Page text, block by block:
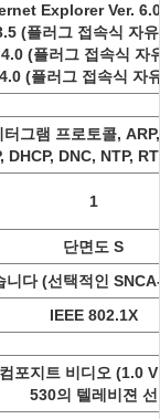
Explorer Ver.
(플러그 접속식 자
(플러그 접속식 자
(플러그 접속식 자
그램 프로토콜,
DHCP, DNC, NTP,
1
단면도 S
니다 (선택적인
IEEE 802.1X
컴포지트 비디오 (1.0
530의 텔레비젼 선